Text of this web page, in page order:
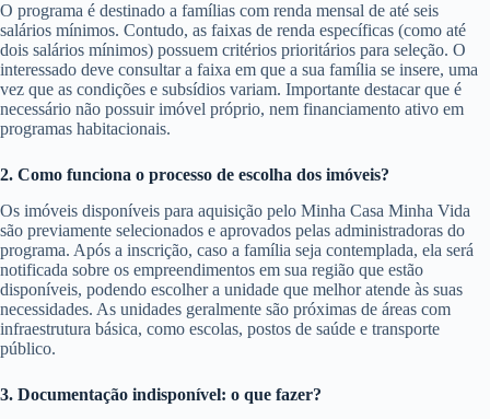
O programa é destinado a famílias com renda mensal de até seis
salários mínimos. Contudo, as faixas de renda específicas (como até
dois salários mínimos) possuem critérios prioritários para seleção. O
interessado deve consultar a faixa em que a sua família se insere, uma
vez que as condições e subsídios variam. Importante destacar que é
necessário não possuir imóvel próprio, nem financiamento ativo em
programas habitacionais.
2. Como funciona o processo de escolha dos imóveis?
Os imóveis disponíveis para aquisição pelo Minha Casa Minha Vida
são previamente selecionados e aprovados pelas administradoras do
programa. Após a inscrição, caso a família seja contemplada, ela será
notificada sobre os empreendimentos em sua região que estão
disponíveis, podendo escolher a unidade que melhor atende às suas
necessidades. As unidades geralmente são próximas de áreas com
infraestrutura básica, como escolas, postos de saúde e transporte
público.
3. Documentação indisponível: o que fazer?